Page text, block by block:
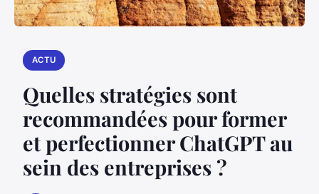
ACTU
Quelles stratégies sont
recommandées pour former
et perfectionner ChatGPT au
sein des entreprises ?